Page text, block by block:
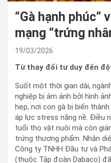
“Gà hạnh phúc”
mạng “trứng
19/03/2026
Từ thay đổi tư duy đến
Suốt một thời gian dài,
nghiệp bị ám ảnh bởi hình
hẹp, nơi con gà bị biến
áp lực stress nặng nề. Điều
tuổi thọ vật nuôi mà còn
trứng thương phẩm. Nhận
Công ty TNHH Đầu tư và
(thuộc Tập đoàn Dabaco)